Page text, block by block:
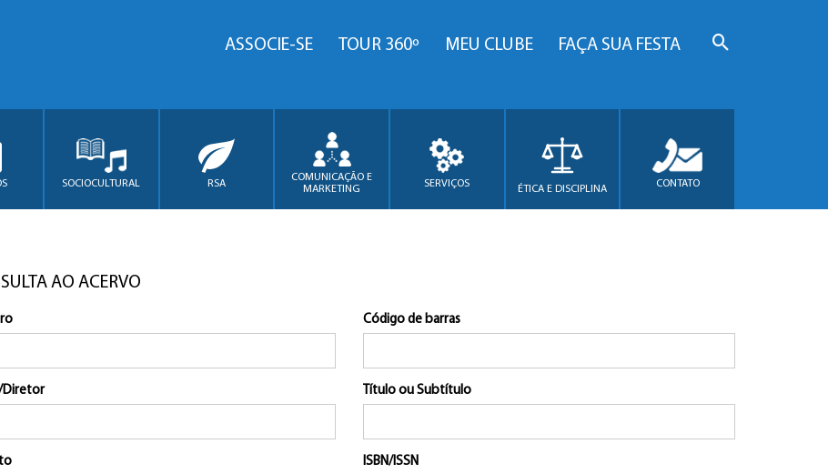
ASSOCIE-SE TOUR 360º MEU CLUBE FAÇA SUA FESTA
SOCIOCULTURAL RSA
COMUNICAÇÃO E
MARKETING
SERVIÇOS ÉTICA E DISCIPLINA CONTATO
AO ACERVO
Código de barras
Título ou Subtítulo
ISBN/ISSN